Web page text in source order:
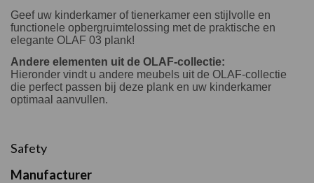
Geef uw kinderkamer of tienerkamer een stijlvolle en
functionele opbergruimtelossing met de praktische en
elegante OLAF 03 plank!
Andere elementen uit de OLAF-collectie:
Hieronder vindt u andere meubels uit de OLAF-collectie
die perfect passen bij deze plank en uw kinderkamer
optimaal aanvullen.
Safety
Manufacturer